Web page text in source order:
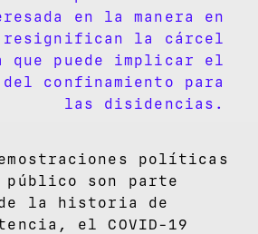
en la manera en
resignifican la cárcel
que puede implicar el
confinamiento para
las disidencias.
políticas
público son parte
la historia de
el COVID-19